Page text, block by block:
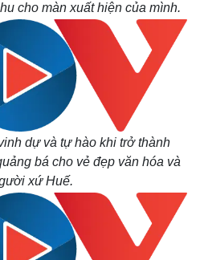
cho màn xuất hiện của mình.
dự và tự hào khi trở thành
bá cho vẻ đẹp văn hóa và
xứ Huế.